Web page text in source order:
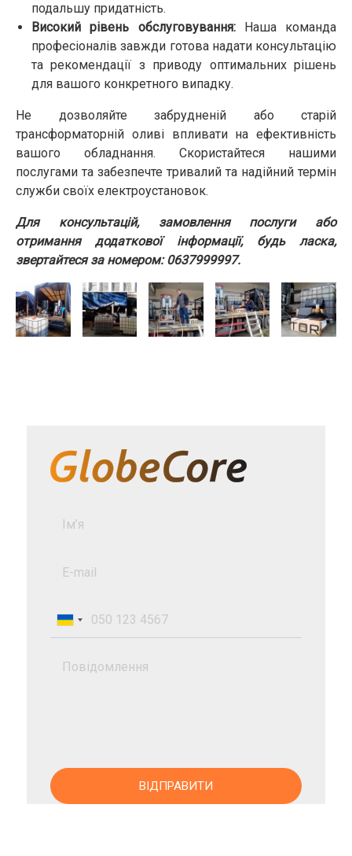
подальшу придатність.
Високий рівень обслуговування: Наша команда
професіоналів завжди готова надати консультацію
та рекомендації з приводу оптимальних рішень
для вашого конкретного випадку.
Не дозволяйте забрудненій або старій
трансформаторній оливі впливати на ефективність
вашого обладнання. Скористайтеся нашими
послугами та забезпечте тривалий та надійний термін
служби своїх електроустановок.
Для консультацій, замовлення послуги або
отримання додаткової інформації, будь ласка,
звертайтеся за номером: 0637999997.